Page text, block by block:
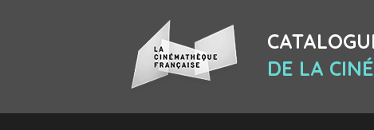
DE LA